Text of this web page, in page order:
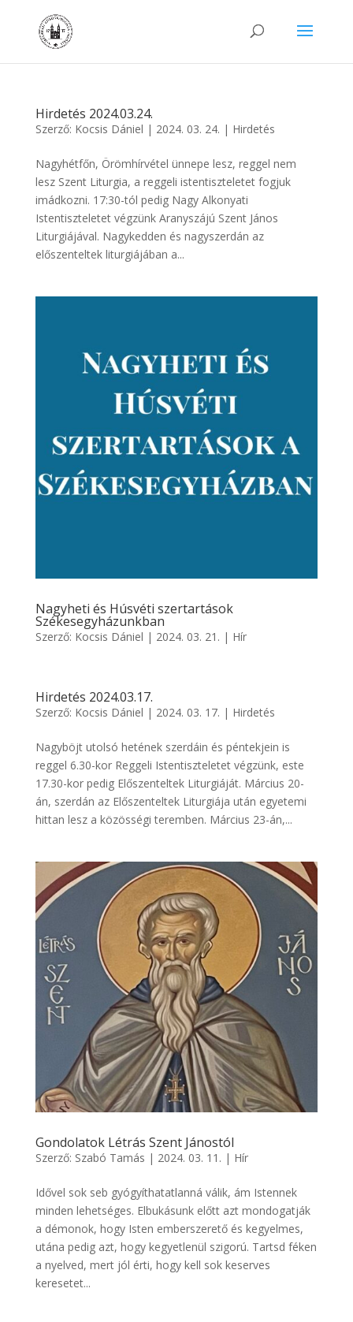
Hirdetés 2024.03.24.
Szerző: Kocsis Dániel | 2024. 03. 24. | Hirdetés
Nagyhétfőn, Örömhírvétel ünnepe lesz, reggel nem
lesz Szent Liturgia, a reggeli istentiszteletet fogjuk
imádkozni. 17:30-tól pedig Nagy Alkonyati
Istentiszteletet végzünk Aranyszájú Szent János
Liturgiájával. Nagykedden és nagyszerdán az
előszenteltek liturgiájában a...
Nagyheti és Húsvéti szertartások
Székesegyházunkban
Szerző: Kocsis Dániel | 2024. 03. 21. | Hír
Hirdetés 2024.03.17.
Szerző: Kocsis Dániel | 2024. 03. 17. | Hirdetés
Nagyböjt utolsó hetének szerdáin és péntekjein is
reggel 6.30-kor Reggeli Istentiszteletet végzünk, este
17.30-kor pedig Előszenteltek Liturgiáját. Március 20-
án, szerdán az Előszenteltek Liturgiája után egyetemi
hittan lesz a közösségi teremben. Március 23-án,...
Gondolatok Létrás Szent Jánostól
Szerző: Szabó Tamás | 2024. 03. 11. | Hír
Idővel sok seb gyógyíthatatlanná válik, ám Istennek
minden lehetséges. Elbukásunk előtt azt mondogatják
a démonok, hogy Isten emberszerető és kegyelmes,
utána pedig azt, hogy kegyetlenül szigorú. Tartsd féken
a nyelved, mert jól érti, hogy kell sok keserves
keresetet...